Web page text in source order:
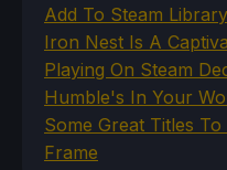
Add To Steam
Iron Nest Is A
Playing On Steam
Humble's In Your
Some Great Titles
Frame